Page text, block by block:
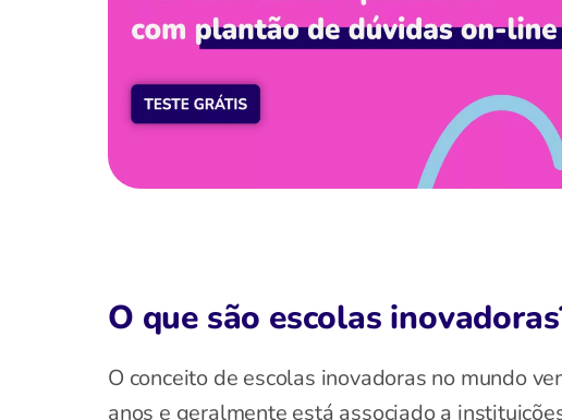
O que são escolas
O conceito de escolas inovadoras no mundo
anos e geralmente está associado a